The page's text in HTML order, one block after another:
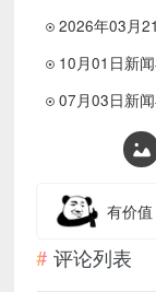
有价值
评论列表